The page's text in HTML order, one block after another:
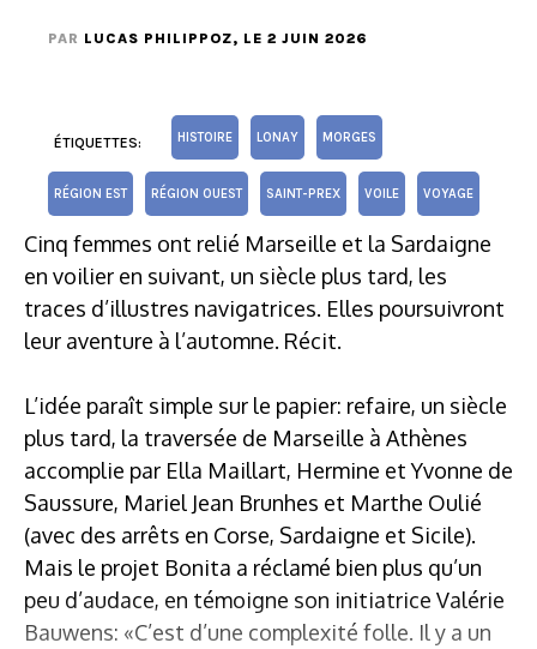
PAR LUCAS PHILIPPOZ, LE 2 JUIN 2026
ÉTIQUETTES: HISTOIRE LONAY MORGES
RÉGION EST RÉGION OUEST SAINT-PREX VOILE VOYAGE
Cinq femmes ont relié Marseille et la Sardaigne
en voilier en suivant, un siècle plus tard, les
traces d’illustres navigatrices. Elles poursuivront
leur aventure à l’automne. Récit.
L’idée paraît simple sur le papier: refaire, un siècle
plus tard, la traversée de Marseille à Athènes
accomplie par Ella Maillart, Hermine et Yvonne de
Saussure, Mariel Jean Brunhes et Marthe Oulié
(avec des arrêts en Corse, Sardaigne et Sicile).
Mais le projet Bonita a réclamé bien plus qu’un
peu d’audace, en témoigne son initiatrice Valérie
Bauwens: «C’est d’une complexité folle. Il y a un